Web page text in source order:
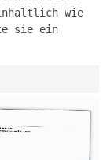
inhaltlich wie
sie ein